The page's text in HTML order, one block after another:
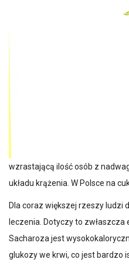
wzrastającą ilość osób z
układu krążenia. W Polsce na
Dla coraz większej rzeszy ludzi
leczenia. Dotyczy to zwłaszcza
Sacharoza jest
glukozy we krwi, co jest bardzo